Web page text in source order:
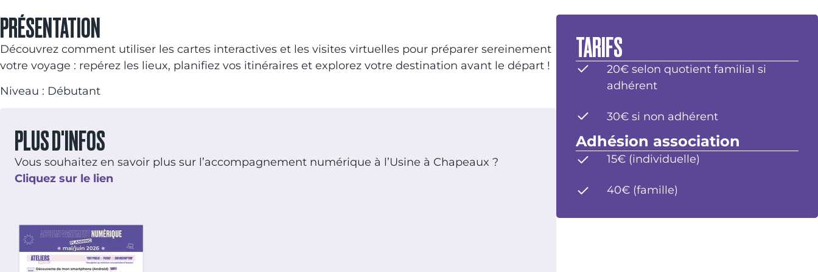
PRÉSENTATION
Découvrez comment utiliser les cartes interactives et les visites virtuelles pour préparer sereinement
votre voyage : repérez les lieux, planifiez vos itinéraires et explorez votre destination avant le départ !
Niveau : Débutant
PLUS D'INFOS
Vous souhaitez en savoir plus sur l’accompagnement numérique à l’Usine à Chapeaux ?
Cliquez sur le lien
TARIFS
20€ selon quotient familial si
adhérent
30€ si non adhérent
Adhésion association
15€ (individuelle)
40€ (famille)